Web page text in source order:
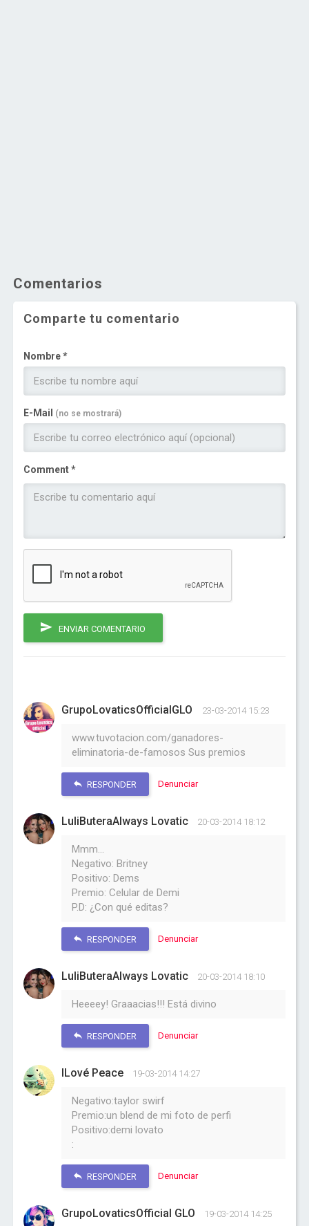
Comentarios
Comparte tu comentario
Nombre *
E-Mail (no se mostrará)
Comment *
ENVIAR COMENTARIO
GrupoLovaticsOfficialGLO 23-03-2014 15:23
www.tuvotacion.com/ganadores-
eliminatoria-de-famosos Sus premios
RESPONDER Denunciar
LuliButeraAlways Lovatic 20-03-2014 18:12
Mmm...
Negativo: Britney
Positivo: Dems
Premio: Celular de Demi
P.D: ¿Con qué editas?
RESPONDER Denunciar
LuliButeraAlways Lovatic 20-03-2014 18:10
Heeeey! Graaacias!!! Está divino
RESPONDER Denunciar
ILové Peace 19-03-2014 14:27
Negativo:taylor swirf
Premio:un blend de mi foto de perfi
Positivo:demi lovato
:
RESPONDER Denunciar
GrupoLovaticsOfficial GLO 19-03-2014 14:25